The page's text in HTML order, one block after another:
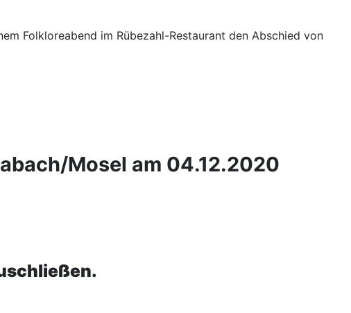
Folkloreabend im Rübezahl-Restaurant den Abschied von
Mosel am 04.12.2020